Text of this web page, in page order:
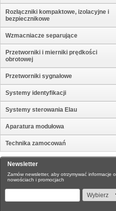
Rozłączniki kompaktowe, izolacyjne i
bezpiecznikowe
Wzmacniacze separujące
Przetworniki i mierniki prędkości
obrotowej
Przetworniki sygnałowe
Systemy identyfikacji
Systemy sterowania Elau
Aparatura modułowa
Technika zamocowań
Newsletter
Zamów newsletter, aby otrzymywać informacje o
nowościach i promocjach